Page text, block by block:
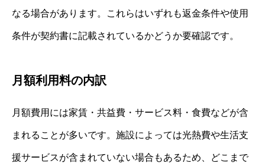
なる場合があります。これらはいずれも返金条件や使用
条件が契約書に記載されているかどうか要確認です。
月額利用料の内訳
月額費用には家賃・共益費・サービス料・食費などが含
まれることが多いです。施設によっては光熱費や生活支
援サービスが含まれていない場合もあるため、どこまで